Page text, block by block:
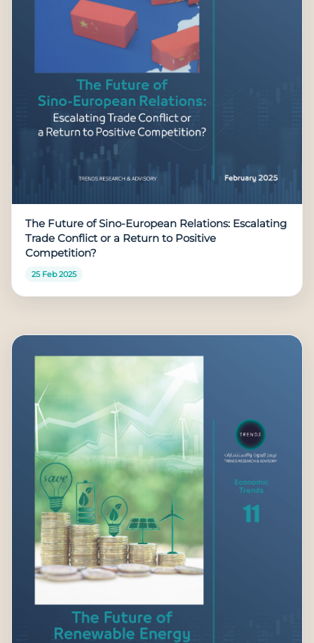
The Future of Sino-European Relations: Escalating
Trade Conflict or a Return to Positive
Competition?
25 Feb 2025